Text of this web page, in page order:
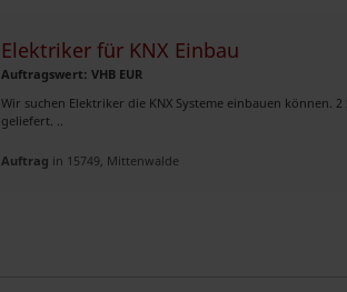
Elektriker für KNX Einbau
Auftragswert: VHB EUR
Wir suchen Elektriker die KNX Systeme einbauen können.
geliefert. ..
Auftrag in 15749, Mittenwalde